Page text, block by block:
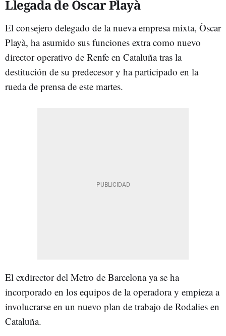
Llegada de Òscar Playà
El consejero delegado de la nueva empresa mixta, Òscar
Playà, ha asumido sus funciones extra como nuevo
director operativo de Renfe en Cataluña tras la
destitución de su predecesor y ha participado en la
rueda de prensa de este martes.
El exdirector del Metro de Barcelona ya se ha
incorporado en los equipos de la operadora y empieza a
involucrarse en un nuevo plan de trabajo de Rodalies en
Cataluña.